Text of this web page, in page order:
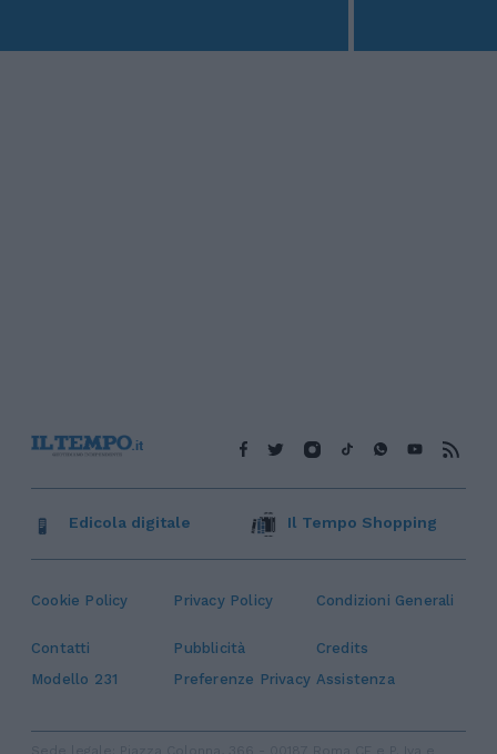
Cookie Policy Privacy Policy Condizioni Generali
Contatti Pubblicità
Credits
Modello 231
Preferenze Privacy Assistenza
Edicola digitale Il Tempo Shopping